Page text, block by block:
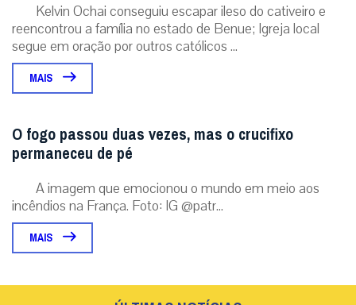
Kelvin Ochai conseguiu escapar ileso do cativeiro e
reencontrou a família no estado de Benue; Igreja local
segue em oração por outros católicos ...
MAIS
O fogo passou duas vezes, mas o crucifixo
permaneceu de pé
A imagem que emocionou o mundo em meio aos
incêndios na França. Foto: IG @patr...
MAIS